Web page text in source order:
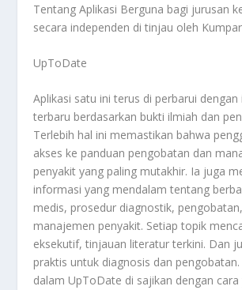
TentangAplikasi Berguna bagi jurusan
secara independen di tinjau oleh
UpToDate
Aplikasi satu ini terus di perbarui
terbaru berdasarkan bukti ilmiah dan
Terlebih hal ini memastikan bahwa
akses ke panduan pengobatan dan
penyakit yang paling mutakhir. Ia juga
informasi yang mendalam tentang
medis, prosedur diagnostik,
manajemen penyakit. Setiap topik
eksekutif, tinjauan literatur terkini. Dan
praktis untuk diagnosis dan
dalam UpToDate di sajikan dengan